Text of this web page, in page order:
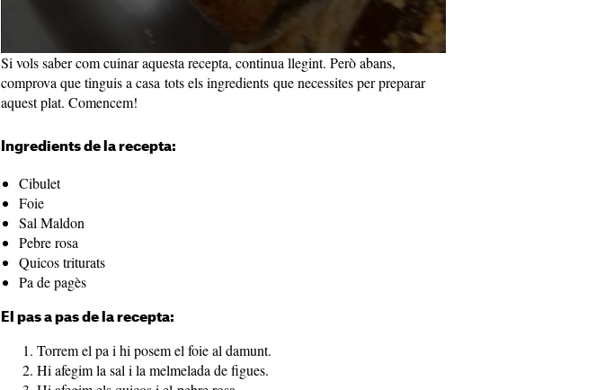
Si vols saber com cuinar aquesta recepta, continua llegint. Però abans,
comprova que tinguis a casa tots els ingredients que necessites per preparar
aquest plat. Comencem!
Ingredients de la recepta:
Cibulet
Foie
Sal Maldon
Pebre rosa
Quicos triturats
Pa de pagès
El pas a pas de la recepta:
Torrem el pa i hi posem el foie al damunt.
Hi afegim la sal i la melmelada de figues.